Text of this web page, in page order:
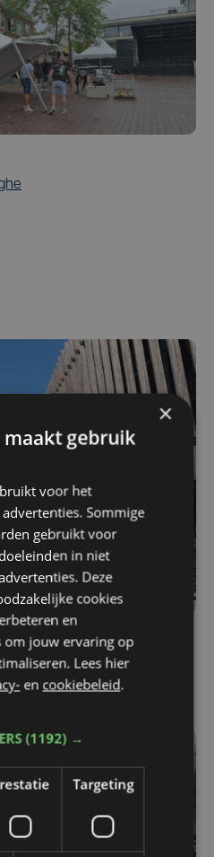
17:39
Oostende: lange wachtrij
×
maakt gebruik
voor het
Sommige
gebruikt voor
in niet
Deze
cookies
en
om jouw ervaring op
Lees hier
en cookiebeleid.
(1192) →
Targeting